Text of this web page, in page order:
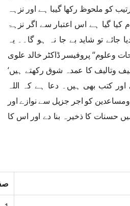
کو ملحوظ رکھا گیبا ہے اور نزہہ
کیا گیا ہے اس اعتبار سے اگر نزہۃ
جائے تو شاید بے جا نہ ہو گا۔۔ یہ
وعلوم‘‘ پروفیسر ڈاکٹر خالد علوی
وتالیف کا عمدہ شوق رکھتے ہیں‘
کتب بھی ہیں۔ دعا ہے کہ اللہ
کو اجر جزیل سے نوازے اور
حسنات کا ذخیرہ بنا دے اور اس کا